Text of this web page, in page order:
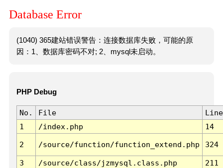
Database Error
(1040) 365建站错误警告：连接数据库失败，可能的原
因：1、数据库密码不对; 2、mysql未启动。
PHP Debug
No. File
Line
1
/index.php 14
2 /source/function/function_extend.php 324
3 /source/class/jzmysql.class.php
211